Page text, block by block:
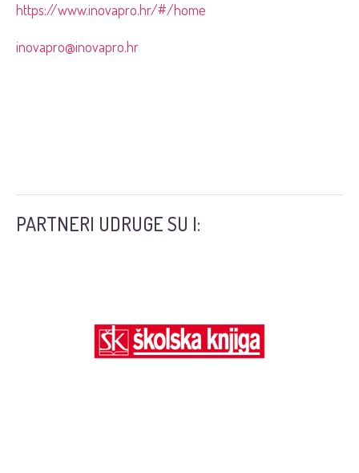
https://www.inovapro.hr/#/home
inovapro@inovapro.hr
PARTNERI UDRUGE SU I: